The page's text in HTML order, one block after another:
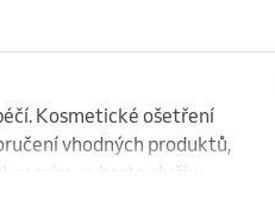
Kosmetické ošetření
vhodných produktů,
vyberte službu